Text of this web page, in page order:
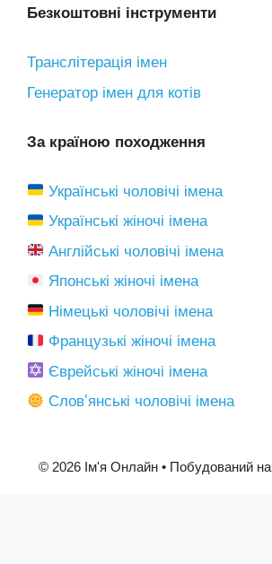
Безкоштовні інструменти
Транслітерація імен
Генератор імен для котів
За країною походження
Українські чоловічі імена
Українські жіночі імена
Англійські чоловічі імена
Японські жіночі імена
Німецькі чоловічі імена
Французькі жіночі імена
Єврейські жіночі імена
Словʼянські чоловічі імена
© 2026 Ім'я Онлайн• Побудований на